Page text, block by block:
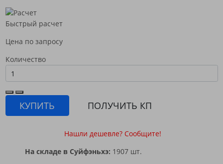
Быстрый расчет
Цена по запросу
Количество
КУПИТЬ ПОЛУЧИТЬ КП
Нашли дешевле? Сообщите!
На складе в Суйфэньхэ: 1907 шт.